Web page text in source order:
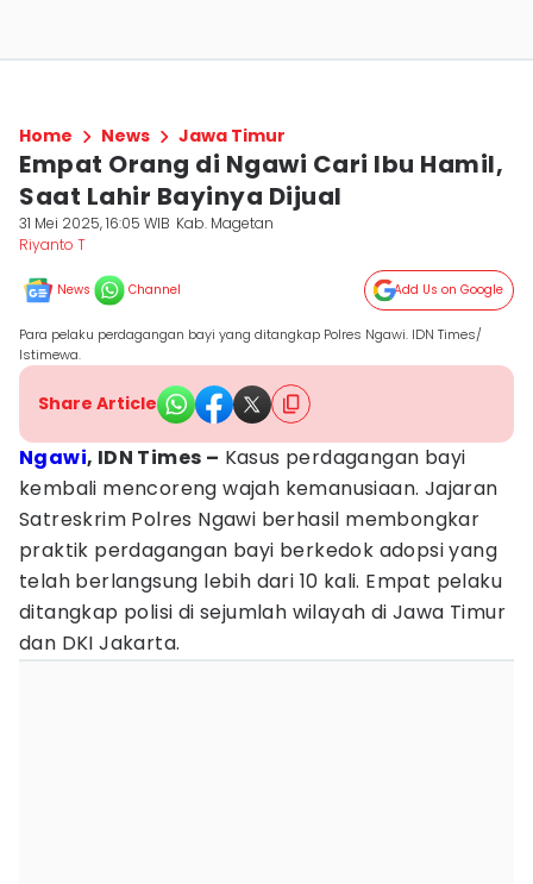
Home News Jawa Timur
Empat Orang di Ngawi Cari Ibu Hamil,
Saat Lahir Bayinya Dijual
31 Mei 2025, 16:05 WIB Kab. Magetan
Riyanto T
News Channel Add Us on Google
Para pelaku perdagangan bayi yang ditangkap Polres Ngawi. IDN Times/
Istimewa.
Share Article
Ngawi, IDN Times – Kasus perdagangan bayi
kembali mencoreng wajah kemanusiaan. Jajaran
Satreskrim Polres Ngawi berhasil membongkar
praktik perdagangan bayi berkedok adopsi yang
telah berlangsung lebih dari 10 kali. Empat pelaku
ditangkap polisi di sejumlah wilayah di Jawa Timur
dan DKI Jakarta.